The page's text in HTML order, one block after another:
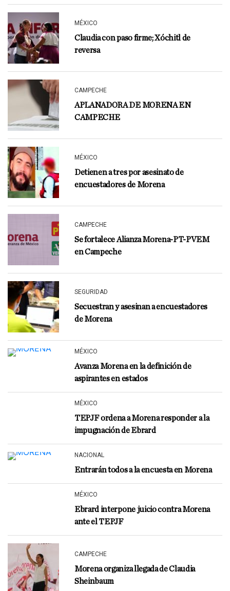
MÉXICO
Claudia con paso firme; Xóchitl de
reversa
CAMPECHE
APLANADORA DE MORENA EN
CAMPECHE
MÉXICO
Detienen a tres por asesinato de
encuestadores de Morena
CAMPECHE
Se fortalece Alianza Morena-PT-PVEM
en Campeche
SEGURIDAD
Secuestran y asesinan a encuestadores
de Morena
MÉXICO
Avanza Morena en la definición de
aspirantes en estados
MÉXICO
TEPJF ordena a Morena responder a la
impugnación de Ebrard
NACIONAL
Entrarán todos a la encuesta en Morena
MÉXICO
Ebrard interpone juicio contra Morena
ante el TEPJF
CAMPECHE
Morena organiza llegada de Claudia
Sheinbaum